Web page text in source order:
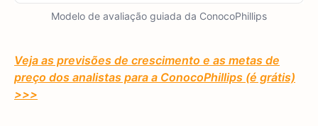
Modelo de avaliação guiada da ConocoPhillips
Veja as previsões de crescimento e as metas de
preço dos analistas para a ConocoPhillips (é grátis)
>>>